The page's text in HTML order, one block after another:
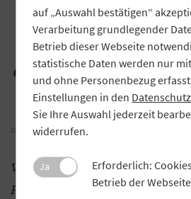
„Es ist nicht
zahlreiche
absehbarer Zeit
müssen.“
Wie wirken sich die
Preisrallye aktuell auf die
auf „Auswahl bestätigen“
Verarbeitung grundlegender
Betrieb dieser Webseite
statistische Daten werden nur
und ohne Personenbezug
Einstellungen in den
Sie Ihre Auswahl jederzeit
widerrufen.
Ja
Erforderlich:
Betrieb der